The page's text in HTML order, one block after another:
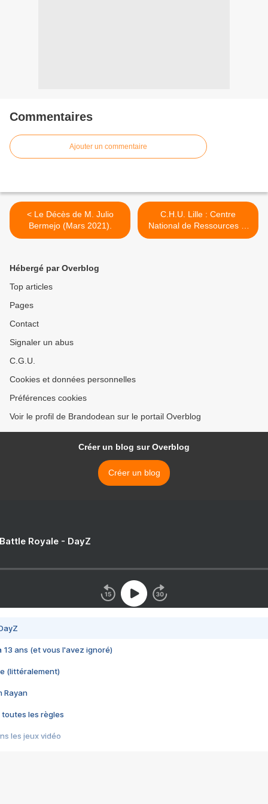
Commentaires
Ajouter un commentaire
< Le Décès de M. Julio
Bermejo (Mars 2021).
C.H.U. Lille : Centre
National de Ressources et
de Résilience... 2ème
Hébergé par Overblog
Top articles
Pages
Contact
Signaler un abus
C.G.U.
Cookies et données personnelles
Préférences cookies
Voir le profil de Brandodean sur le portail Overblog
Créer un blog sur Overblog
Créer un blog
Royale - DayZ
13 ans (et vous l'avez ignoré)
(littéralement)
Rayan
toutes les règles
les jeux vidéo